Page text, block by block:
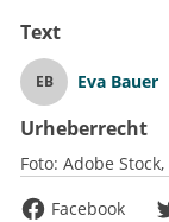
Text
EB Eva Bauer
Urheberrecht
Foto: Adobe Stock
Facebook